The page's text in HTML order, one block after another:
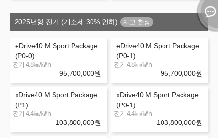
2025년형 전기 (개소세 30% 인하)
eDrive40 M Sport Package
(P0-0)
전기 4.8㎞/㎾h
95,700,000원
eDrive40 M Sport Package
(P0-1)
전기 4.8㎞/㎾h
95,700,000원
xDrive40 M Sport Package
(P1)
전기 4.4㎞/㎾h
103,800,000원
xDrive40 M Sport Package
(P0-1)
전기 4.4㎞/㎾h
103,800,000원